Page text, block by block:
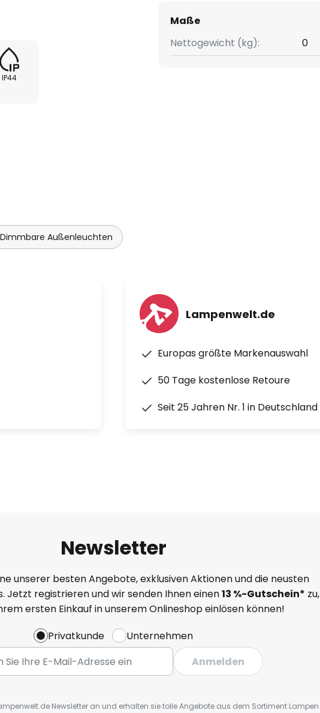
IP44
Maße
Nettogewicht (kg):
0
Dimmbare Außenleuchten
Lampenwelt.de
Europas größte Markenauswahl
50 Tage kostenlose Retoure
Seit 25 Jahren Nr. 1 in Deutschland
Newsletter
unserer besten Angebote, exklusiven Aktionen und die neusten
Jetzt registrieren und wir senden Ihnen einen13 %-Gutschein* zu,
ersten Einkauf in unserem Onlineshop einlösen können!
Privatkunde
Unternehmen
Anmelden
Newsletter an und erhalten sie tolle Angebote aus dem Sortiment Lampen